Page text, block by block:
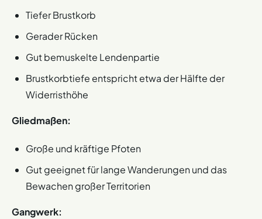
Tiefer Brustkorb
Gerader Rücken
Gut bemuskelte Lendenpartie
Brustkorbtiefe entspricht etwa der Hälfte der
Widerristhöhe
Gliedmaßen:
Große und kräftige Pfoten
Gut geeignet für lange Wanderungen und das
Bewachen großer Territorien
Gangwerk: